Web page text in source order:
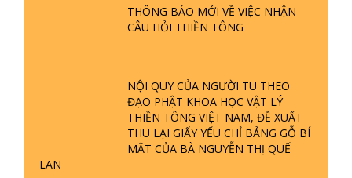
THÔNG BÁO MỚI VỀ VIỆC NHẬN
CÂU HỎI THIỀN TÔNG
NỘI QUY CỦA NGƯỜI TU THEO
ĐẠO PHẬT KHOA HỌC VẬT LÝ
THIỀN TÔNG VIỆT NAM, ĐỀ XUẤT
THU LẠI GIẤY YẾU CHỈ BẢNG GỖ BÍ
MẬT CỦA BÀ NGUYỄN THỊ QUẾ
LAN
PHẬT GIỚI CÓ THỜI GIAN KHÔNG? |
TTTD
ĐỨC CHÚA TRỜI LÀ AI? QUỶ SA
TĂNG? | TTTD
GIẢI ĐÁP THIỀN TÔNG ĐẶC BIỆT P22
- TẠI SAO TRÁI ĐẤT NHIỀU THIÊN TAI
- LŨ LỤT - HỎA HOẠN | TTTD